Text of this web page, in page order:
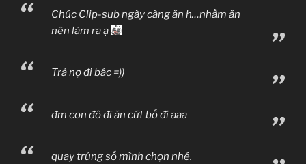
Chúc Clip-sub ngày càng ăn h…nhầm ăn
nên làm ra ạ
Trả nợ đi bác =))
đm con đô đĩ ăn cứt bố đi aaa
quay trúng số mình chọn nhé.